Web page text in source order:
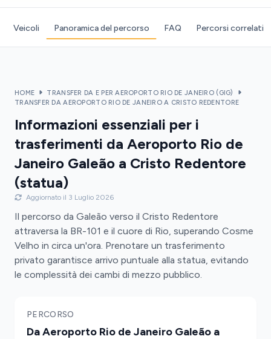
Veicoli Panoramica del percorso FAQ Percorsi correlati
HOME
TRANSFER DA E PER AEROPORTO RIO DE JANEIRO (GIG)
TRANSFER DA AEROPORTO RIO DE JANEIRO A CRISTO REDENTORE
Informazioni essenziali per i
trasferimenti da Aeroporto Rio de
Janeiro Galeão a Cristo Redentore
(statua)
Aggiornato il 3 Luglio 2026
Il percorso da Galeão verso il Cristo Redentore
attraversa la BR-101 e il cuore di Rio, superando Cosme
Velho in circa un'ora. Prenotare un trasferimento
privato garantisce arrivo puntuale alla statua, evitando
le complessità dei cambi di mezzo pubblico.
PERCORSO
Da Aeroporto Rio de Janeiro Galeão a